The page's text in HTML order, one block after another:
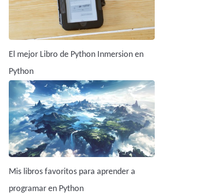
El mejor Libro de Python Inmersion en
Python
Mis libros favoritos para aprender a
programar en Python